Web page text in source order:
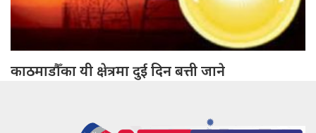
काठमाडौँका यी क्षेत्रमा दुई दिन बत्ती जाने